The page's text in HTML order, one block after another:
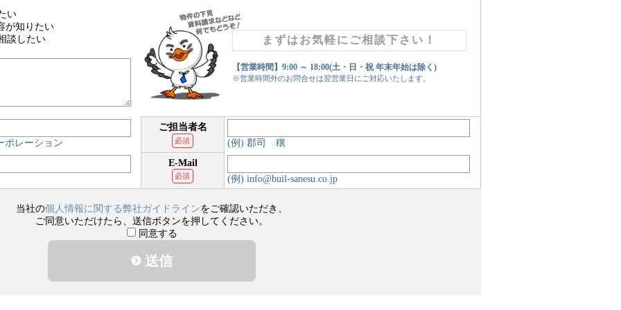
い
が知りたい
談したい
まずはお気軽にご相談下さい！
【営業時間】9:00 ～ 18:00(土・日・祝 年末年始は除く)
※営業時間外のお問合せは翌営業日にご対応いたします。
ポレーション
ご担当者名
必須
(例) 郡司 穣
E-Mail
必須 (例) info@buil-sanesu.co.jp
当社の個人情報に関する弊社ガイドラインをご確認いただき、
ご同意いただけたら、送信ボタンを押してください。
同意する
送信